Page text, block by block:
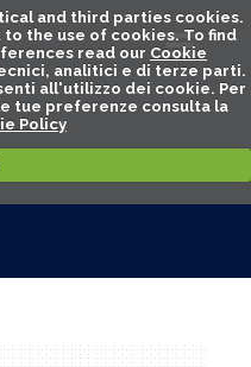
and third parties cookies.
the use of cookies. To find
read our Cookie
analitici e di terze parti.
all'utilizzo dei cookie. Per
tue preferenze consulta la
Policy